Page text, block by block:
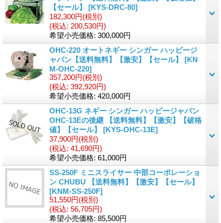
【セール】 [KYS-DRC-80]
182,300円(税別)
(税込: 200,530円)
希望小売価格: 300,000円
OHC-220 オートネギー シンガー ハッピージ
ャパン【送料無料】【激安】【セール】 [KN
M-OHC-220]
357,200円(税別)
(税込: 392,920円)
希望小売価格: 420,000円
OHC-13G ネギー シンガー ハッピージャパン
OHC-13Eの後継 【送料無料】【激安】【破格
値】【セール】 [KYS-OHC-13E]
37,900円(税別)
(税込: 41,690円)
希望小売価格: 61,000円
SS-250F ミニスライサー 中部コーポレーショ
ン CHUBU 【送料無料】【激安】【セール】
[KNM-SS-250F]
51,550円(税別)
(税込: 56,705円)
希望小売価格: 85,500円